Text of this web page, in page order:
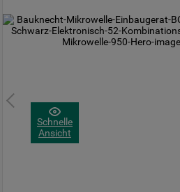
Schnelle
Ansicht